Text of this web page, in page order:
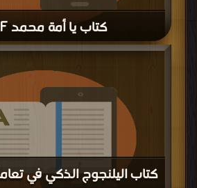
كتاب يا أمة محمد PDF
قراءة و تحميل كتاب كتاب يا أمة محمد PDF مجانا | مكتبة >
مرة/مرات
كتاب اليلنجوج الذكي في